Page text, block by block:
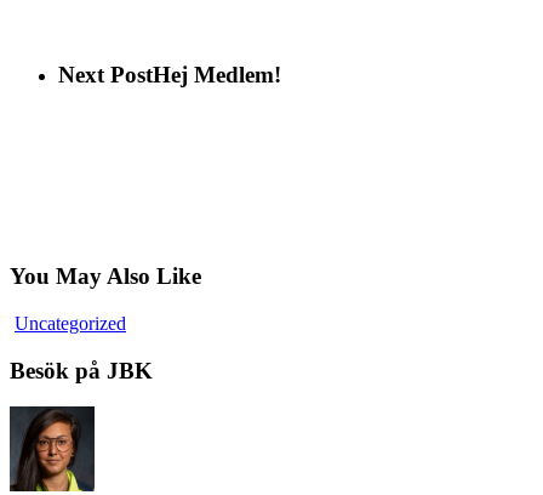
Next PostHej Medlem!
You May Also Like
Uncategorized
JBK
Besök på JBK